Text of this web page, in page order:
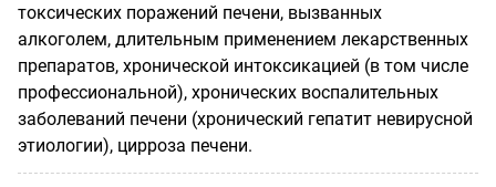
токсических поражений печени, вызванных
алкоголем, длительным применением лекарственных
препаратов, хронической интоксикацией (в том числе
профессиональной), хронических воспалительных
заболеваний печени (хронический гепатит невирусной
этиологии), цирроза печени.